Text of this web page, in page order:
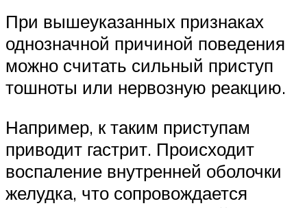
При вышеуказанных признаках
однозначной причиной поведения
можно считать сильный приступ
тошноты или нервозную реакцию.
Например, к таким приступам
приводит гастрит. Происходит
воспаление внутренней оболочки
желудка, что сопровождается